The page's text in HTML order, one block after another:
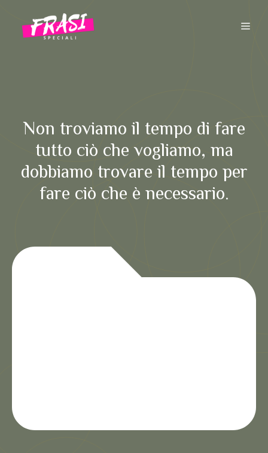
contenuto
Non troviamo il tempo di fare
tutto ciò che vogliamo, ma
dobbiamo trovare il tempo per
fare ciò che è necessario.